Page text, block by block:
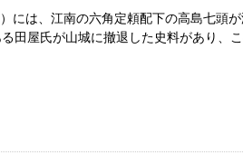
には、江南の六角定頼配下の高島七頭
田屋氏が山城に撤退した史料があり、